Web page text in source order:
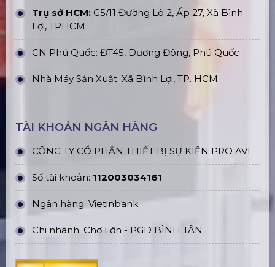
Trụ sở HCM: G5/11 Đường Lô 2, Ấp 27, Xã Bình
Lợi, TPHCM
CN Phú Quốc: ĐT45, Dương Đông, Phú Quốc
Nhà Máy Sản Xuất: Xã Bình Lợi, TP. HCM
TÀI KHOẢN NGÂN HÀNG
CÔNG TY CỔ PHẦN THIẾT BỊ SỰ KIỆN PRO AVL
Số tài khoản: 112003034161
Ngân hàng: Vietinbank
Chi nhánh: Chợ Lớn - PGD BÌNH TÂN